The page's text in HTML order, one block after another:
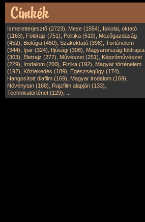
Ismeretterjesztő (2723), Mese (1554), Iskolai, oktató
(1163), Földrajz (751), Politika (610), Mezőgazdaság
(452), Biológia (450), Szakoktató (398), Történelem
(344), Ipar (324), Ifjúsági (308), Magyarország földrajza
(303), Életrajz (277), Művészet (251), Képzőművészet
(229), Irodalom (200), Fizika (192), Magyar történelem
(192), Közlekedés (189), Egészségügy (174),
Hangosított diafilm (169), Magyar irodalom (169),
Növénytan (168), Rajzfilm alapján (133),
Technikatörténet (129),